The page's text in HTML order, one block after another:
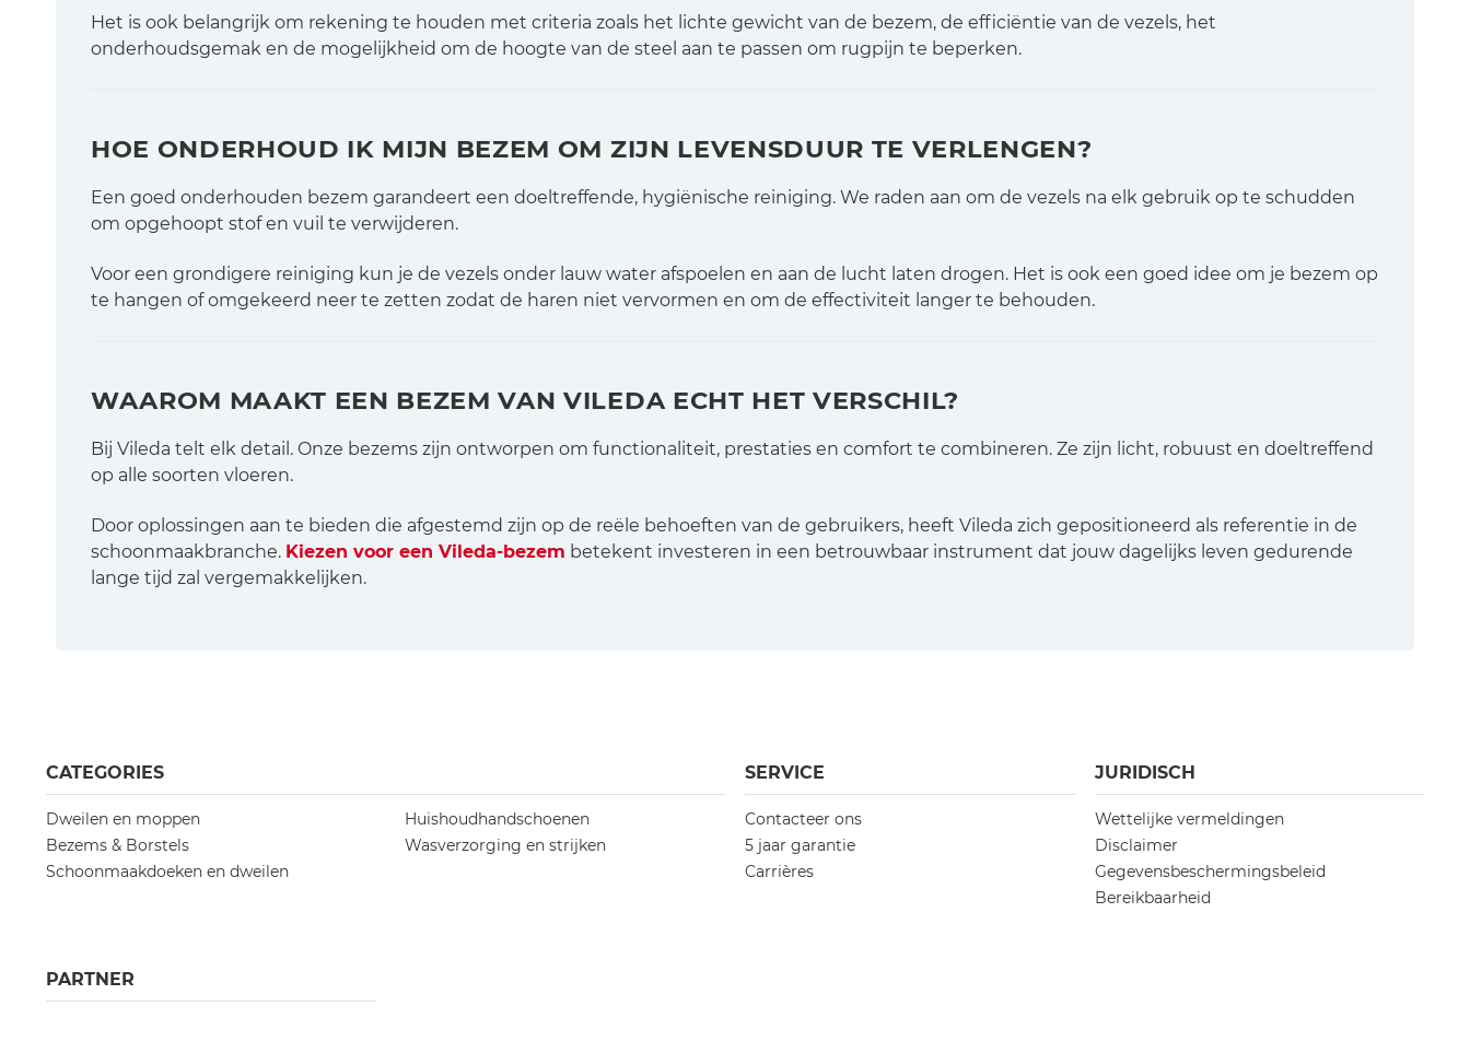
Het is ook belangrijk om rekening te houden met criteria zoals het lichte gewicht van de bezem, de efficiëntie van de vezels, het
onderhoudsgemak en de mogelijkheid om de hoogte van de steel aan te passen om rugpijn te beperken.
HOE ONDERHOUD IK MIJN BEZEM OM ZIJN LEVENSDUUR TE VERLENGEN?
Een goed onderhouden bezem garandeert een doeltreffende, hygiënische reiniging. We raden aan om de vezels na elk gebruik op te schudden
om opgehoopt stof en vuil te verwijderen.
Voor een grondigere reiniging kun je de vezels onder lauw water afspoelen en aan de lucht laten drogen. Het is ook een goed idee om je bezem op
te hangen of omgekeerd neer te zetten zodat de haren niet vervormen en om de effectiviteit langer te behouden.
WAAROM MAAKT EEN BEZEM VAN VILEDA ECHT HET VERSCHIL?
Bij Vileda telt elk detail. Onze bezems zijn ontworpen om functionaliteit, prestaties en comfort te combineren. Ze zijn licht, robuust en doeltreffend
op alle soorten vloeren.
Door oplossingen aan te bieden die afgestemd zijn op de reële behoeften van de gebruikers, heeft Vileda zich gepositioneerd als referentie in de
schoonmaakbranche. Kiezen voor een Vileda-bezem betekent investeren in een betrouwbaar instrument dat jouw dagelijks leven gedurende
lange tijd zal vergemakkelijken.
CATEGORIES
Dweilen en moppen
Bezems & Borstels
Schoonmaakdoeken en dweilen
Huishoudhandschoenen
Wasverzorging en strijken
SERVICE
Contacteer ons
5 jaar garantie
Carrières
JURIDISCH
Wettelijke vermeldingen
Disclaimer
Gegevensbeschermingsbeleid
Bereikbaarheid
PARTNER